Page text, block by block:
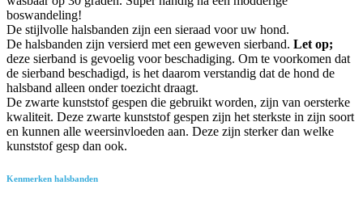
boswandeling!
De stijlvolle halsbanden zijn een sieraad voor uw hond.
De halsbanden zijn versierd met een geweven sierband. Let op;
deze sierband is gevoelig voor beschadiging. Om te voorkomen dat
de sierband beschadigd, is het daarom verstandig dat de hond de
halsband alleen onder toezicht draagt.
De zwarte kunststof gespen die gebruikt worden, zijn van oersterke
kwaliteit. Deze zwarte kunststof gespen zijn het sterkste in zijn soort
en kunnen alle weersinvloeden aan. Deze zijn sterker dan welke
kunststof gesp dan ook.
Kenmerken halsbanden